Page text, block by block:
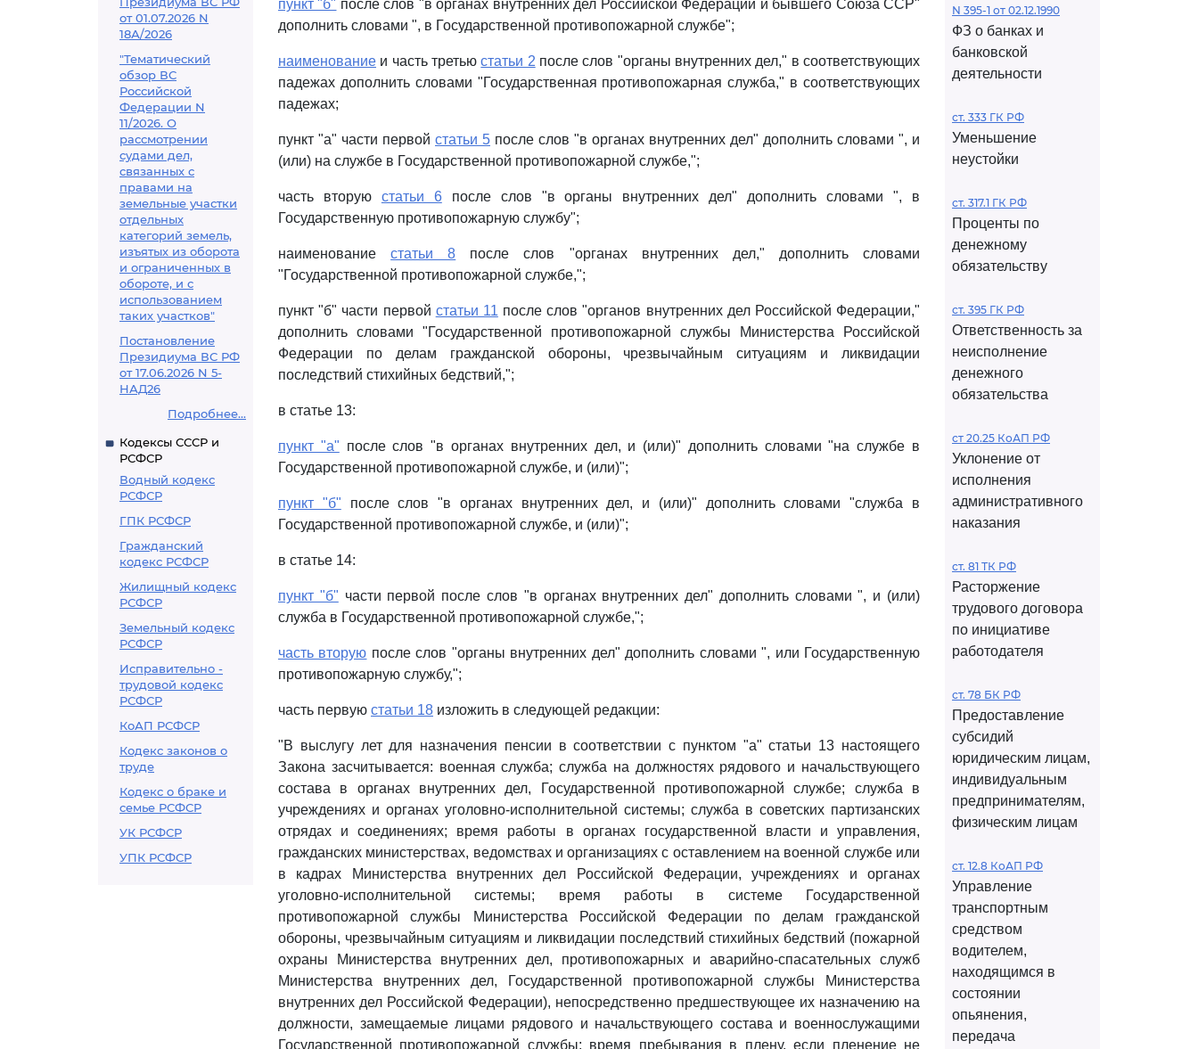
от 01.07.2026 N
18А/2026
"Тематический
обзор ВС
Российской
Федерации N
11/2026. О
рассмотрении
судами дел,
связанных с
правами на
земельные участки
отдельных
категорий земель,
изъятых из оборота
и ограниченных в
обороте, и с
использованием
таких участков"
Постановление
Президиума ВС РФ
от 17.06.2026 N 5-
НАД26
Подробнее...
Кодексы СССР и
РСФСР
Водный кодекс
РСФСР
ГПК РСФСР
Гражданский
кодекс РСФСР
Жилищный кодекс
РСФСР
Земельный кодекс
РСФСР
Исправительно -
трудовой кодекс
РСФСР
КоАП РСФСР
Кодекс законов о
труде
Кодекс о браке и
семье РСФСР
УК РСФСР
УПК РСФСР
пункт "б" после слов "в органах внутренних дел Российской Федерации и бывшего Союза ССР"
дополнить словами ", в Государственной противопожарной службе";
наименование и часть третьюстатьи 2 после слов "органы внутренних дел," в соответствующих
падежах дополнить словами "Государственная противопожарная служба," в соответствующих
падежах;
пункт "а" части первой статьи 5 после слов "в органах внутренних дел" дополнить словами ", и
(или) на службе в Государственной противопожарной службе,";
часть вторую статьи 6после слов "в органы внутренних дел" дополнить словами ", в
Государственную противопожарную службу";
наименованиестатьи 8 после слов "органах внутренних дел," дополнить словами
"Государственной противопожарной службе,";
пункт "б" части первой статьи 11 после слов "органов внутренних дел Российской Федерации,"
дополнить словами "Государственной противопожарной службы Министерства Российской
Федерации по делам гражданской обороны, чрезвычайным ситуациям и ликвидации
последствий стихийных бедствий,";
в статье 13:
пункт "а" после слов "в органах внутренних дел, и (или)" дополнить словами "на службе в
Государственной противопожарной службе, и (или)";
пункт "б" после слов "в органах внутренних дел, и (или)" дополнить словами "служба в
Государственной противопожарной службе, и (или)";
в статье 14:
пункт "б" части первой после слов "в органах внутренних дел" дополнить словами ", и (или)
служба в Государственной противопожарной службе,";
часть вторую после слов "органы внутренних дел" дополнить словами ", или Государственную
противопожарную службу,";
часть первую статьи 18 изложить в следующей редакции:
"В выслугу лет для назначения пенсии в соответствии с пунктом "а" статьи 13 настоящего
Закона засчитывается: военная служба; служба на должностях рядового и начальствующего
состава в органах внутренних дел, Государственной противопожарной службе; служба в
учреждениях и органах уголовно-исполнительной системы; служба в советских партизанских
отрядах и соединениях; время работы в органах государственной власти и управления,
гражданских министерствах, ведомствах и организациях с оставлением на военной службе или
в кадрах Министерства внутренних дел Российской Федерации, учреждениях и органах
уголовно-исполнительной системы; время работы в системе Государственной
противопожарной службы Министерства Российской Федерации по делам гражданской
обороны, чрезвычайным ситуациям и ликвидации последствий стихийных бедствий (пожарной
охраны Министерства внутренних дел, противопожарных и аварийно-спасательных служб
Министерства внутренних дел, Государственной противопожарной службы Министерства
внутренних дел Российской Федерации), непосредственно предшествующее их назначению на
должности, замещаемые лицами рядового и начальствующего состава и военнослужащими
Государственной противопожарной службы; время пребывания в плену, если пленение не
N 395-1 от 02.12.1990
ФЗ о банках и
банковской
деятельности
ст. 333 ГК РФ
Уменьшение
неустойки
ст. 317.1 ГК РФ
Проценты по
денежному
обязательству
ст. 395 ГК РФ
Ответственность за
неисполнение
денежного
обязательства
ст 20.25 КоАП РФ
Уклонение от
исполнения
административного
наказания
ст. 81 ТК РФ
Расторжение
трудового договора
по инициативе
работодателя
ст. 78 БК РФ
Предоставление
субсидий
юридическим лицам,
индивидуальным
предпринимателям,
физическим лицам
ст. 12.8 КоАП РФ
Управление
транспортным
средством
водителем,
находящимся в
состоянии
опьянения,
передача